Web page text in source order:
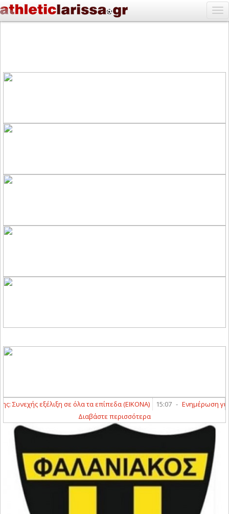
εξέλιξη σε όλα τα επίπεδα (ΕΙΚΟΝΑ) 15:07 - Ενημέρωση για
Διαβάστε περισσότερα